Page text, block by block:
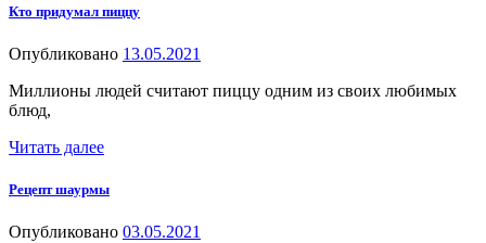
Кто придумал пиццу
Опубликовано 13.05.2021
Миллионы людей считают пиццу одним из своих любимых
блюд,
Читать далее
Рецепт шаурмы
Опубликовано 03.05.2021